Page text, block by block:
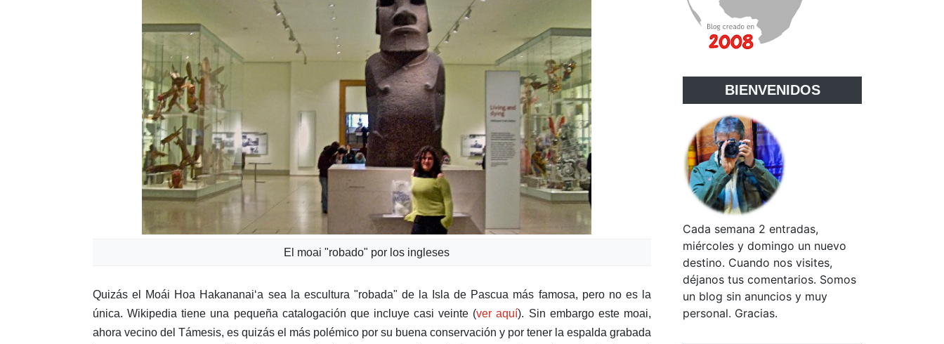
El moai "robado" por los ingleses
Quizás el Moái Hoa Hakananaiʻa sea la escultura "robada" de la Isla de Pascua más famosa, pero no es la
única. Wikipedia tiene una pequeña catalogación que incluye casi veinte (ver aquí). Sin embargo este moai,
ahora vecino del Támesis, es quizás el más polémico por su buena conservación y por tener la espalda grabada
BIENVENIDOS
Cada semana 2 entradas,
miércoles y domingo un nuevo
destino. Cuando nos visites,
déjanos tus comentarios. Somos
un blog sin anuncios y muy
personal. Gracias.